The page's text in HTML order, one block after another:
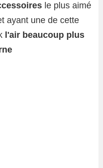
le plus aimé
ayant une de cette
l'air beaucoup plus